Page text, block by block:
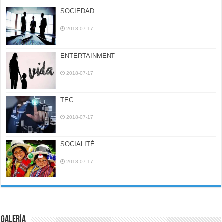
SOCIEDAD
2018-07-17
ENTERTAINMENT
2018-07-17
TEC
2018-07-17
SOCIALITÉ
2018-07-17
Galería